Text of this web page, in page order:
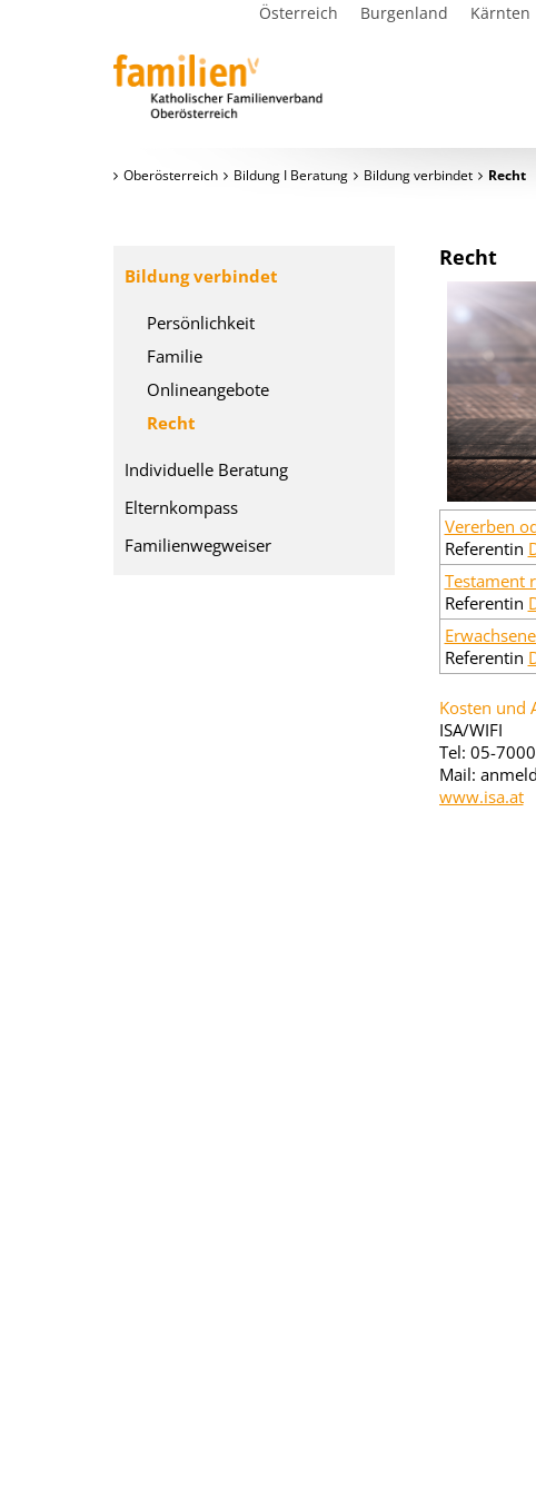
Österreich Burgenland Kärnten
Oberösterreich Bildung I Beratung Bildung verbindet Recht
Recht
Vererben
Referentin
Testament
Referentin
Referentin
Kosten und
ISA/WIFI
Tel: 05-
Mail:
www.isa.at
Bildung verbindet
Persönlichkeit
Familie
Onlineangebote
Recht
Individuelle Beratung
Elternkompass
Familienwegweiser